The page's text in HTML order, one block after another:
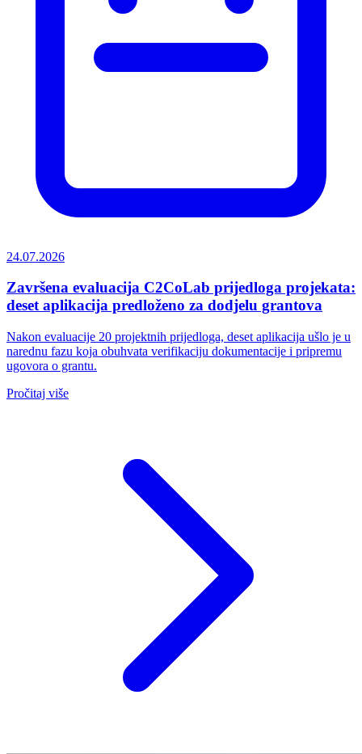
24.07.2026
Završena evaluacija C2CoLab prijedloga projekata:
deset aplikacija predloženo za dodjelu grantova
Nakon evaluacije 20 projektnih prijedloga, deset aplikacija ušlo je u
narednu fazu koja obuhvata verifikaciju dokumentacije i pripremu
ugovora o grantu.
Pročitaj više